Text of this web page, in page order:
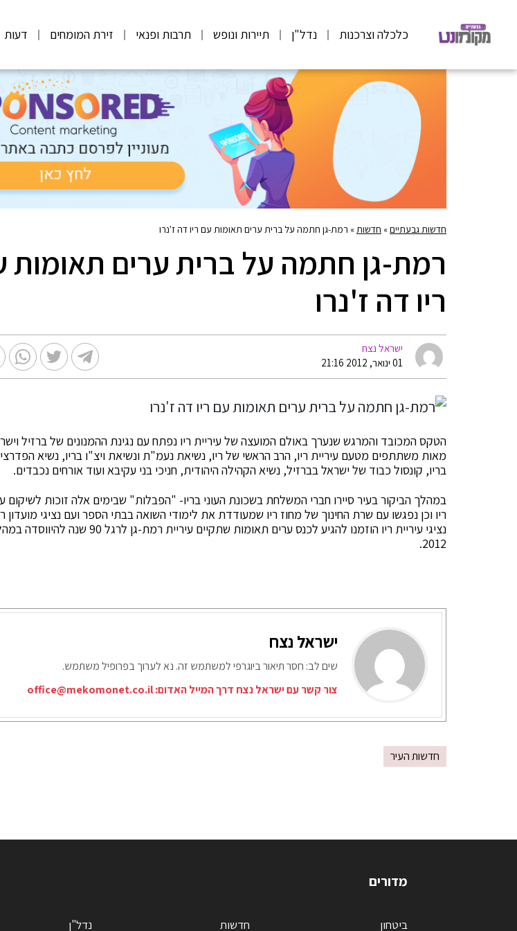
כלכלה וצרכנות נדל"ן תיירות ונופש תרבות ופנאי זירת המומחים דעות
חדשות גבעתיים» חדשות » רמת-גן חתמה על ברית ערים תאומות עם ריו דה ז'נרו
רמת-גן חתמה על ברית ערים תאומות
ריו דה ז'נרו
ישראל נצח
01 ינואר, 2012 21:16
הטקס המכובד והמרגש שנערך באולם המועצה של עיריית ריו נפתח עם נגינת ההמנונים של ברזיל
מאות משתתפים מטעם עיריית ריו, הרב הראשי של ריו, נשיאת נעמ"ת ונשיאת ויצ"ו בריו, נשיא
בריו, קונסול כבוד של ישראל בברזיל, נשיא הקהילה היהודית, חניכי בני עקיבא ועוד אורחים נכבדים.
במהלך הביקור בעיר סיירו חברי המשלחת בשכונת העוני בריו- "הפבלות" שבימים אלה זוכות לשיקום
ריו וכן נפגשו עם שרת החינוך של מחוז ריו שמעודדת את לימודי השואה בבתי הספר ועם נציגי מועדון
נציגי עיריית ריו הוזמנו להגיע לכנס ערים תאומות שתקיים
2012.
ישראל נצח
שים לב: חסר תיאור ביוגרפי למשתמש זה. נא לערוך בפרופיל משתמש.
צור קשר עם ישראל נצח דרך המייל האדום:office@mekomonet.co.il
חדשות העיר
מדורים
ביטחון חדשות נדל"ן